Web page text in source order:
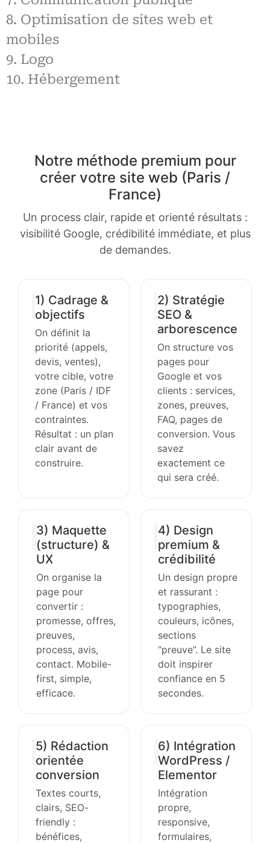
8. Optimisation de sites web et
mobiles
9. Logo
10. Hébergement
Notre méthode premium pour
créer votre site web (Paris /
France)
Un process clair, rapide et orienté résultats :
visibilité Google, crédibilité immédiate, et plus
de demandes.
1) Cadrage &
objectifs
On définit la
priorité (appels,
devis, ventes),
votre cible, votre
zone (Paris / IDF
/ France) et vos
contraintes.
Résultat : un plan
clair avant de
construire.
2) Stratégie
SEO &
arborescence
On structure vos
pages pour
Google et vos
clients : services,
zones, preuves,
FAQ, pages de
conversion. Vous
savez
exactement ce
qui sera créé.
3) Maquette
(structure) &
UX
On organise la
page pour
convertir :
promesse, offres,
preuves,
process, avis,
contact. Mobile-
first, simple,
efficace.
4) Design
premium &
crédibilité
Un design propre
et rassurant :
typographies,
couleurs, icônes,
sections
“preuve”. Le site
doit inspirer
confiance en 5
secondes.
5) Rédaction
orientée
conversion
Textes courts,
clairs, SEO-
friendly :
bénéfices,
6) Intégration
WordPress /
Elementor
Intégration
propre,
responsive,
formulaires,